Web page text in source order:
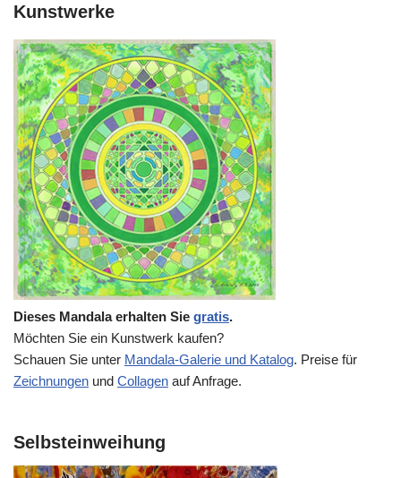
Kunstwerke
Dieses Mandala erhalten Sie gratis.
Möchten Sie ein Kunstwerk kaufen?
Schauen Sie unter Mandala-Galerie und Katalog. Preise für
Zeichnungen und Collagen auf Anfrage.
Selbsteinweihung